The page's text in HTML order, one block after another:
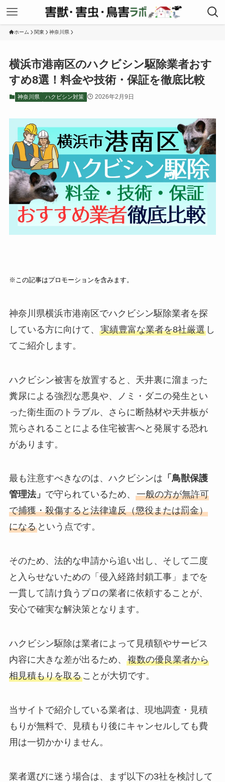
ホーム 関東 神奈川県
横浜市港南区のハクビシン駆除業者おす
すめ8選！料金や技術・保証を徹底比較
神奈川県 ハクビシン対策 2026年2月9日
※この記事はプロモーションを含みます。
神奈川県横浜市港南区でハクビシン駆除業者を探
している方に向けて、 実績豊富な業者を8社厳選し
てご紹介します。
ハクビシン被害を放置すると、天井裏に溜まった
糞尿による強烈な悪臭や、ノミ・ダニの発生とい
った衛生面のトラブル、さらに断熱材や天井板が
荒らされることによる住宅被害へと発展する恐れ
があります。
最も注意すべきなのは、ハクビシンは 「鳥獣保護
管理法」 で守られているため、 一般の方が無許可
で捕獲・殺傷すると法律違反（懲役または罰金）
になるという点です。
そのため、法的な申請から追い出し、そして二度
と入らせないための「侵入経路封鎖工事」までを
一貫して請け負うプロの業者に依頼することが、
安心で確実な解決策となります。
ハクビシン駆除は業者によって見積額やサービス
内容に大きな差が出るため、 複数の優良業者から
相見積もりを取ることが大切です。
当サイトで紹介している業者は、現地調査・見積
もりが無料で、見積もり後にキャンセルしても費
用は一切かかりません。
業者選びに迷う場合は、まず以下の3社を検討して